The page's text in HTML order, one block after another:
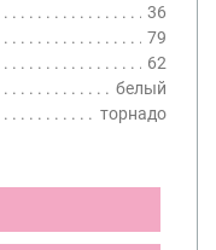
36
79
62
белый
торнадо